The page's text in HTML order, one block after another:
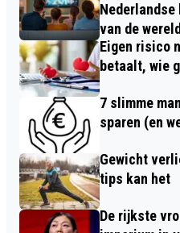
van de
Eigen risico
betaalt, wie
7 slimme
sparen (en
Gewicht
tips kan het
De rijkste